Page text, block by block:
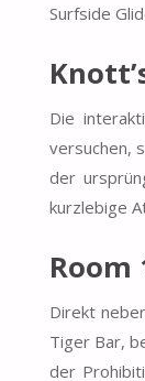
Surfside
Die
versuchen,
der
kurzlebige
Room
Direkt
Tiger Bar,
der